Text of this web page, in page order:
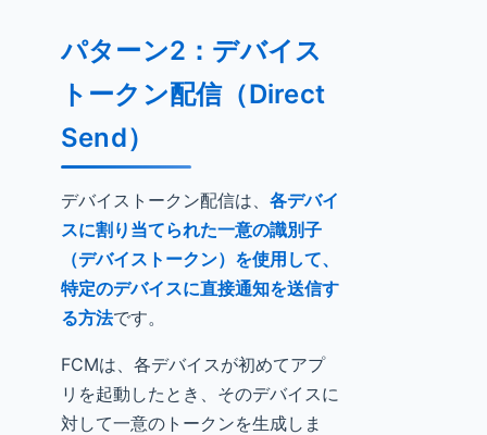
パターン2：デバイス
トークン配信（Direct
Send）
デバイストークン配信は、 各デバイ
スに割り当てられた一意の識別子
（デバイストークン）を使用して、
特定のデバイスに直接通知を送信す
る方法です。
FCMは、各デバイスが初めてアプ
リを起動したとき、そのデバイスに
対して一意のトークンを生成しま